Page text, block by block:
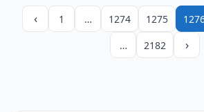
‹ 1 … 1274 1275
…
2182 ›